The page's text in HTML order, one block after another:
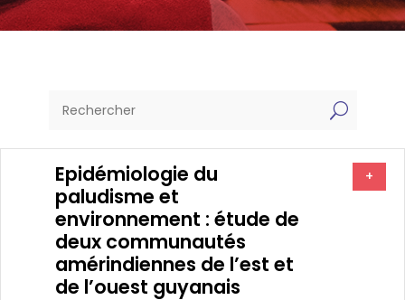
U
Epidémiologie du
paludisme et
environnement : étude de
deux communautés
amérindiennes de l’est et
de l’ouest guyanais
+